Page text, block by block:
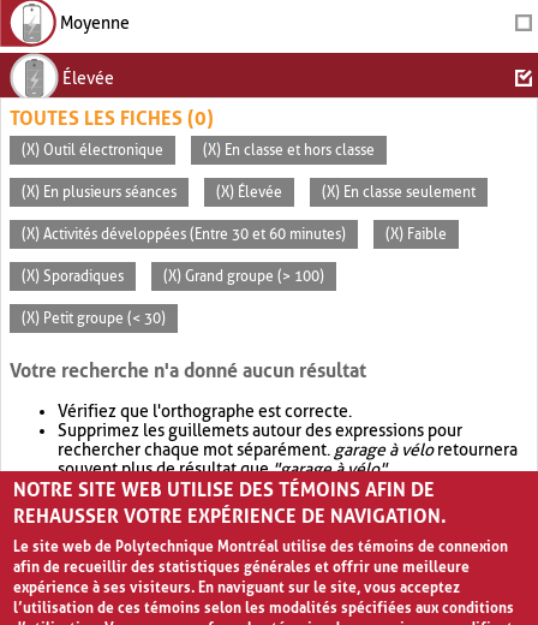
Moyenne
Élevée
TOUTES LES FICHES (0)
(X) Outil électronique (X) En classe et hors classe
(X) En plusieurs séances (X) Élevée (X) En classe seulement
(X) Activités développées (Entre 30 et 60 minutes) (X) Faible
(X) Sporadiques (X) Grand groupe (> 100)
(X) Petit groupe (< 30)
Votre recherche n'a donné aucun résultat
Vérifiez que l'orthographe est correcte.
Supprimez les guillemets autour des expressions pour
rechercher chaque mot séparément. garage à véloretournera
souvent plus de résultat que"garage à vélo".
Envisagez d'élargir votre recherche avec OR.garage OR vélo
retournera souvent plus de résultat quegarage à vélo
NOTRE SITE WEB UTILISE DES TÉMOINS AFIN DE
REHAUSSER VOTRE EXPÉRIENCE DE NAVIGATION.
Le site web de Polytechnique Montréal utilise des témoins de connexion
afin de recueillir des statistiques générales et offrir une meilleure
expérience à ses visiteurs. En naviguant sur le site, vous acceptez
l’utilisation de ces témoins selon les modalités spécifiées aux conditions